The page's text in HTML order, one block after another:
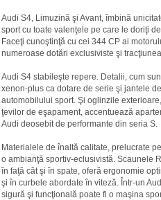
Audi S4, Limuzină şi Avant, îmbină
sport cu toate valenţele pe care le doriţi
Faceţi cunoştinţă cu cei 344 CP ai
numeroase dotări exclusiviste şi
Audi S4 stabileşte repere. Detalii, cum
xenon-plus ca dotare de serie şi jantele
automobilului sport. Şi oglinzile
ţevilor de eşapament, accentuează
Audi deosebit de performante din seria S.
Materialele de înaltă calitate, prelucrate
o ambianţă sportiv-eclusivistă. Scaunele
în faţă cât şi în spate, oferă ergonomie
şi în curbele abordate în viteză. Într-un
sigură şi funcţională poate fi o maşina